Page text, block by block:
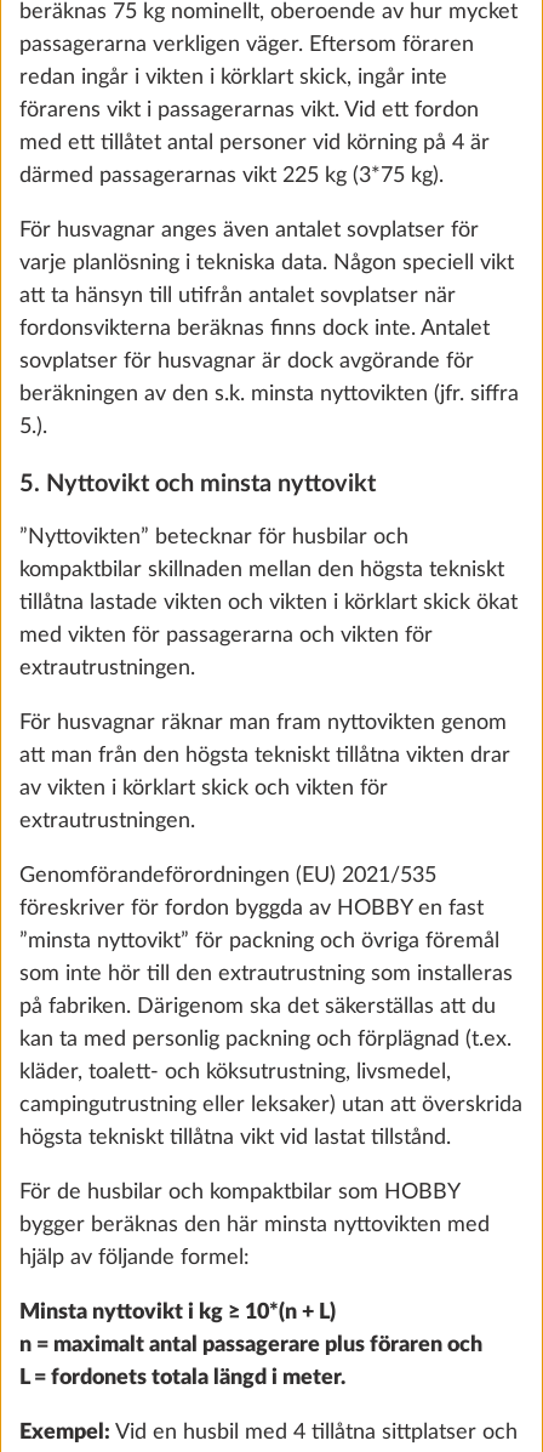
the future. You can find more information about
cookies and customization options by clicking on
the "Show details" link.
Puno
Terzo
0,0 kg
Lägg till
STEG 4 AV 8
Boendeutrustning
Bodelsmatta, uttagbar Mer
10,0 kg
4 690 kr
Lägg till
beräknas 75 kg nominellt, oberoende av hur mycket
passagerarna verkligen väger. Eftersom föraren
redan ingår i vikten i körklart skick, ingår inte
förarens vikt i passagerarnas vikt. Vid ett fordon
med ett tillåtet antal personer vid körning på 4 är
därmed passagerarnas vikt 225 kg (3*75 kg).
För husvagnar anges även antalet sovplatser för
varje planlösning i tekniska data. Någon speciell vikt
att ta hänsyn till utifrån antalet sovplatser när
fordonsvikterna beräknas finns dock inte. Antalet
sovplatser för husvagnar är dock avgörande för
beräkningen av den s.k. minsta nyttovikten (jfr. siffra
5.).
5. Nyttovikt och minsta nyttovikt
”Nyttovikten” betecknar för husbilar och
kompaktbilar skillnaden mellan den högsta tekniskt
tillåtna lastade vikten och vikten i körklart skick ökat
med vikten för passagerarna och vikten för
extrautrustningen.
För husvagnar räknar man fram nyttovikten genom
att man från den högsta tekniskt tillåtna vikten drar
av vikten i körklart skick och vikten för
extrautrustningen.
Genomförandeförordningen (EU) 2021/535
föreskriver för fordon byggda av HOBBY en fast
”minsta nyttovikt” för packning och övriga föremål
som inte hör till den extrautrustning som installeras
på fabriken. Därigenom ska det säkerställas att du
kan ta med personlig packning och förplägnad (t.ex.
kläder, toalett- och köksutrustning, livsmedel,
campingutrustning eller leksaker) utan att överskrida
högsta tekniskt tillåtna vikt vid lastat tillstånd.
För de husbilar och kompaktbilar som HOBBY
bygger beräknas den här minsta nyttovikten med
hjälp av följande formel:
Minsta nyttovikt i kg ≥ 10*(n + L)
n = maximalt antal passagerare plus föraren och
L = fordonets totala längd i meter.
Exempel: Vid en husbil med 4 tillåtna sittplatser och